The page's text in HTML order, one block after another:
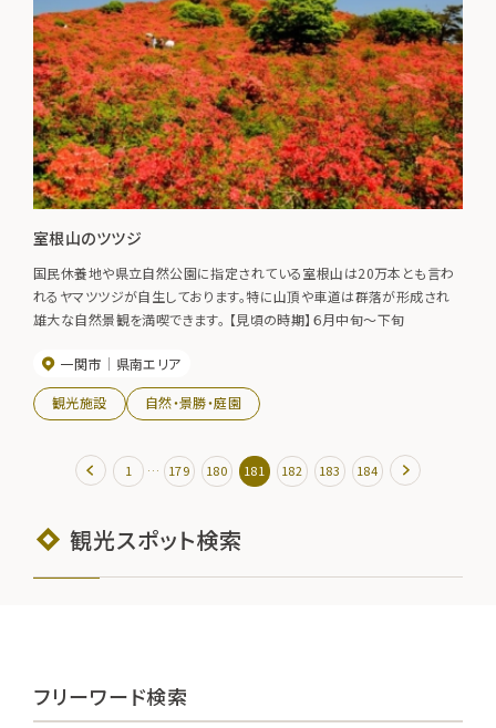
室根山のツツジ
国民休養地や県立自然公園に指定されている室根山は20万本とも言わ
れるヤマツツジが自生しております。特に山頂や車道は群落が形成され
雄大な自然景観を満喫できます。 【見頃の時期】６月中旬～下旬
一関市 県南エリア
観光施設 自然・景勝・庭園
1 … 179 180 181 182 183 184
観光スポット検索
フリーワード検索